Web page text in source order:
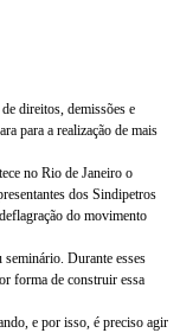
direitos, demissões e
para a realização de mais
no Rio de Janeiro o
dos Sindipetros
do movimento
seminário. Durante esses
forma de construir essa
e por isso, é preciso agir